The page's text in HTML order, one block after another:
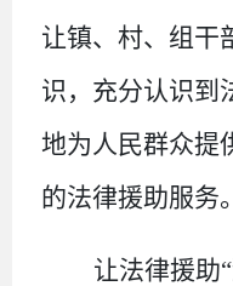
让镇、村、组干
识，充分认识到
地为人民群众提
的法律援助服务。
让法律援助